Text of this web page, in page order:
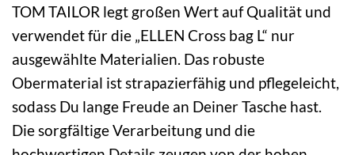
TOM TAILOR legt großen Wert auf Qualität und
verwendet für die „ELLEN Cross bag L“ nur
ausgewählte Materialien. Das robuste
Obermaterial ist strapazierfähig und pflegeleicht,
sodass Du lange Freude an Deiner Tasche hast.
Die sorgfältige Verarbeitung und die